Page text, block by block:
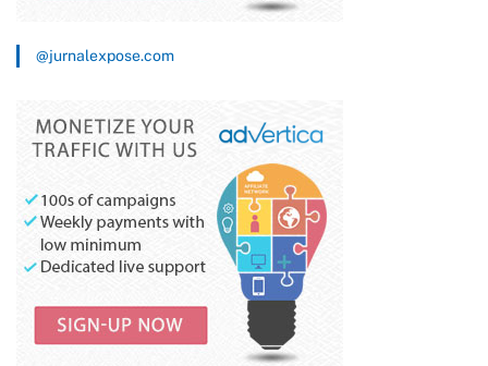
@jurnalexpose.com